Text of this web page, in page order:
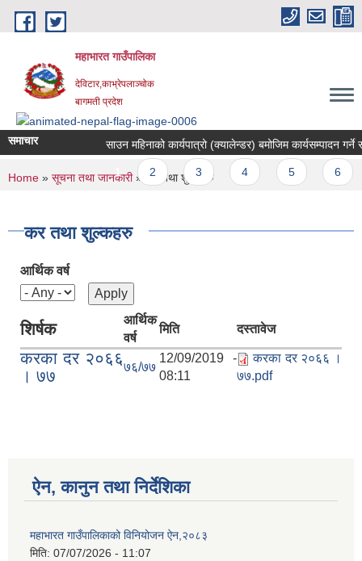
Skip to main content
महाभारत गाउँपालिका
देविटार,काभ्रेपलाञ्चोक
बागमती प्रदेश
समाचार साउन महिनाको कार्यपात्रो (क्यालेन्डर) बमोजिम कार्यसम्पादन गर्ने
Pages
1 3 4 5 6
You are here
Home » सूचना तथा जानकारी» कर तथा शुल्कहरु
कर तथा शुल्कहरु
आर्थिक वर्ष
शिर्षक
आर्थिक
वर्ष
मिति दस्तावेज
करका दर २०६६
। ७७
७६/७७
12/09/2019 -
08:11
करका दर २०६६ ।
७७.pdf
ऐन, कानुन तथा निर्देशिका
महाभारत गाउँपालिकाको विनियोजन ऐन,२०८३
मिति: 07/07/2026 - 11:07